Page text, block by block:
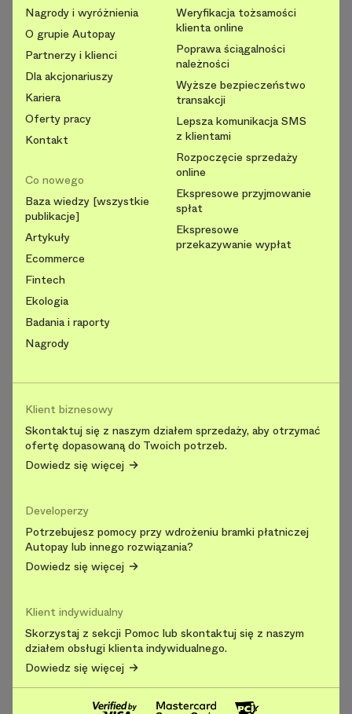
Nagrody i wyróżnienia
O grupie Autopay
Partnerzy i klienci
Dla akcjonariuszy
Kariera
Oferty pracy
Kontakt
Co nowego
Baza wiedzy [wszystkie
publikacje]
Artykuły
Ecommerce
Fintech
Ekologia
Badania i raporty
Nagrody
Weryfikacja tożsamości
klienta online
Poprawa ściągalności
należności
Wyższe bezpieczeństwo
transakcji
Lepsza komunikacja SMS
z klientami
Rozpoczęcie sprzedaży
online
Ekspresowe przyjmowanie
spłat
Ekspresowe
przekazywanie wypłat
Klient biznesowy
Skontaktuj się z naszym działem sprzedaży, aby otrzymać
ofertę dopasowaną do Twoich potrzeb.
Dowiedz się więcej
Developerzy
Potrzebujesz pomocy przy wdrożeniu bramki płatniczej
Autopay lub innego rozwiązania?
Dowiedz się więcej
Klient indywidualny
Skorzystaj z sekcji Pomoc lub skontaktuj się z naszym
działem obsługi klienta indywidualnego.
Dowiedz się więcej